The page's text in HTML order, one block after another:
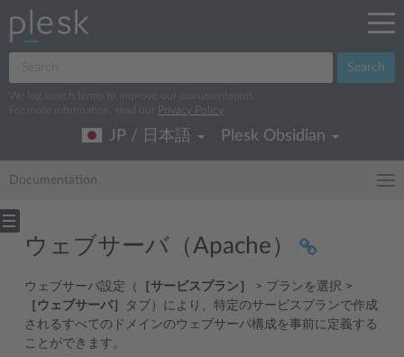
Search
We log search terms to improve our documentation.
For more information, read our
Privacy Policy
JP / 日本語 Plesk Obsidian
Documentation
ウェブサーバ（Apache）
ウェブサーバ設定（ ［サービスプラン］
> プランを選択 >
［ウェブサーバ］
タブ）により、特定のサービスプランで作成
されるすべてのドメインのウェブサーバ構成を事前に定義する
ことができます。